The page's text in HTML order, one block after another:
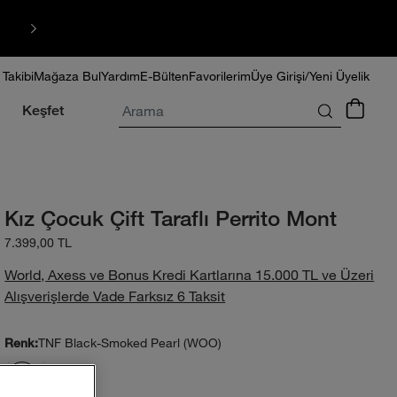
Mağaza BulYardımE-BültenFavorilerimÜye Girişi/Yeni Üyelik
Keşfet Arama
Kız Çocuk Çift Taraflı Perrito Mont
7.399,00 TL
World, Axess ve Bonus Kredi Kartlarına 15.000 TL ve Üzeri
Alışverişlerde Vade Farksız 6 Taksit
Renk:TNF Black-Smoked Pearl (WOO)